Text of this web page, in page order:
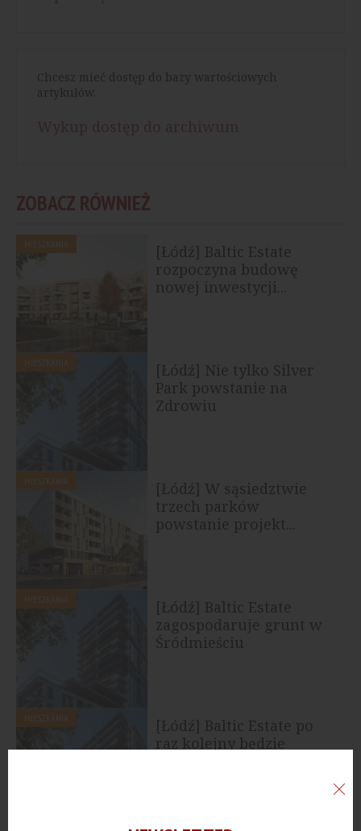
Chcesz mieć dostęp do bazy wartościowych
artykułów.
ZOBACZ RÓWNIEŻ
[Łódź] Baltic Estate
rozpoczyna budowę
nowej inwestycji...
[Łódź] Nie tylko Silver
Park powstanie na
Zdrowiu
[Łódź] W sąsiedztwie
trzech parków
powstanie projekt...
[Łódź] Baltic Estate
zagospodaruje grunt w
Śródmieściu
[Łódź] Baltic Estate po
raz kolejny będzie